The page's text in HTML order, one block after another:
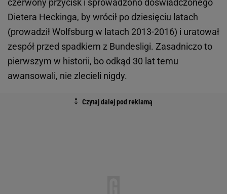
czerwony przycisk i sprowadzono doświadczonego
Dietera Heckinga, by wrócił po dziesięciu latach
(prowadził Wolfsburg w latach 2013-2016) i uratował
zespół przed spadkiem z Bundesligi. Zasadniczo to
pierwszym w historii, bo odkąd 30 lat temu
awansowali, nie zlecieli nigdy.